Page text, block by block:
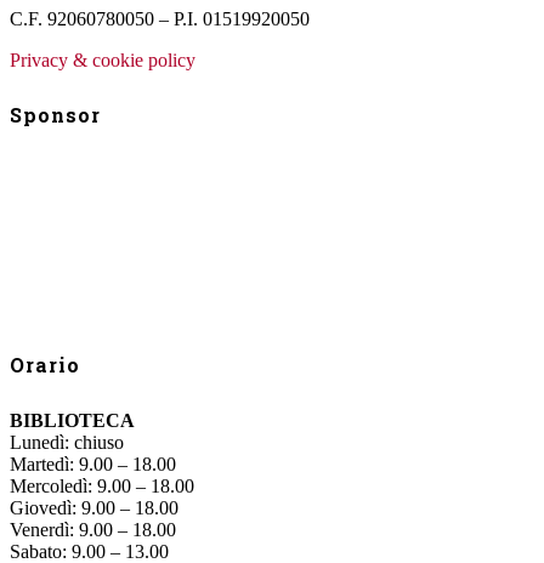
C.F. 92060780050 – P.I. 01519920050
Privacy & cookie policy
Sponsor
Orario
BIBLIOTECA
Lunedì: chiuso
Martedì: 9.00 – 18.00
Mercoledì: 9.00 – 18.00
Giovedì: 9.00 – 18.00
Venerdì: 9.00 – 18.00
Sabato: 9.00 – 13.00